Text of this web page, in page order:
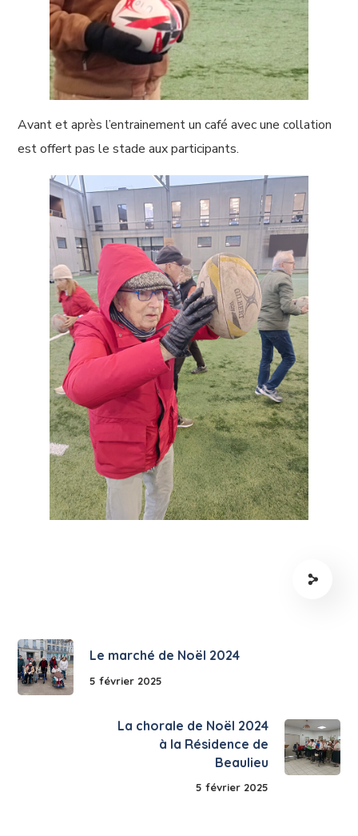
Avant et après l’entrainement un café avec une collation
est offert pas le stade aux participants.
Le marché de Noël 2024
5 février 2025
La chorale de Noël 2024
à la Résidence de
Beaulieu
5 février 2025